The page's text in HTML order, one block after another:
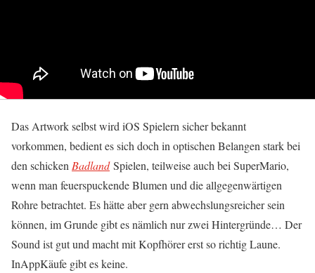
Das Artwork selbst wird iOS Spielern sicher bekannt
vorkommen, bedient es sich doch in optischen Belangen stark bei
den schicken BadlandSpielen, teilweise auch bei SuperMario,
wenn man feuerspuckende Blumen und die allgegenwärtigen
Rohre betrachtet. Es hätte aber gern abwechslungsreicher sein
können, im Grunde gibt es nämlich nur zwei Hintergründe… Der
Sound ist gut und macht mit Kopfhörer erst so richtig Laune.
InAppKäufe gibt es keine.